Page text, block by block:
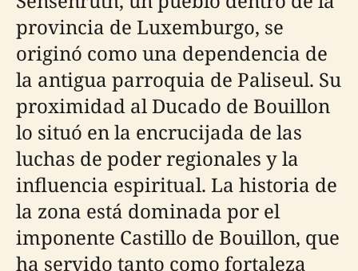
provincia de Luxemburgo, se
originó como una dependencia de
la antigua parroquia de Paliseul. Su
proximidad al Ducado de Bouillon
lo situó en la encrucijada de las
luchas de poder regionales y la
influencia espiritual. La historia de
la zona está dominada por el
imponente Castillo de Bouillon, que
ha servido tanto como fortaleza